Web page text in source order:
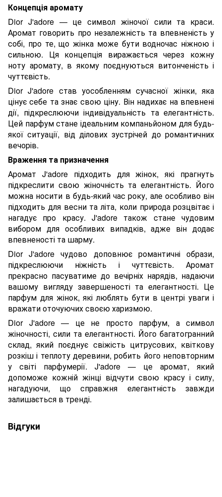
Концепція аромату
Dior J'adore — це символ жіночої сили та краси.
Аромат говорить про незалежність та впевненість у
собі, про те, що жінка може бути водночас ніжною і
сильною. Ця концепція виражається через кожну
ноту аромату, в якому поєднуються витонченість і
чуттєвість.
Dior J'adore став уособленням сучасної жінки, яка
цінує себе та знає свою ціну. Він надихає на впевнені
дії, підкреслюючи індивідуальність та елегантність.
Цей парфум стане ідеальним компаньйоном для будь-
якої ситуації, від ділових зустрічей до романтичних
вечорів.
Враження та призначення
Аромат J'adore підходить для жінок, які прагнуть
підкреслити свою жіночність та елегантність. Його
можна носити в будь-який час року, але особливо він
підходить для весни та літа, коли природа розцвітає і
нагадує про красу. J'adore також стане чудовим
вибором для особливих випадків, адже він додає
впевненості та шарму.
Dior J'adore чудово доповнює романтичні образи,
підкреслюючи ніжність і чуттєвість. Аромат
прекрасно пасуватиме до вечірніх нарядів, надаючи
вашому вигляду завершеності та елегантності. Це
парфум для жінок, які люблять бути в центрі уваги і
вражати оточуючих своєю харизмою.
Dior J'adore — це не просто парфум, а символ
жіночності, сили та елегантності. Його багатогранний
склад, який поєднує свіжість цитрусових, квіткову
розкіш і теплоту деревини, робить його неповторним
у світі парфумерії. J'adore — це аромат, який
допоможе кожній жінці відчути свою красу і силу,
нагадуючи, що справжня елегантність завжди
залишається в тренді.
Відгуки